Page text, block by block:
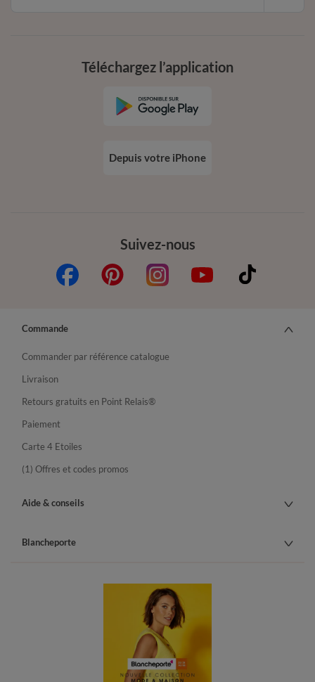
Suivez-nous
Téléchargez l’application
Depuis votre iPhone
Commande
Commander par référence catalogue
Livraison
Retours gratuits en Point Relais®
Paiement
Carte 4 Etoiles
(1) Offres et codes promos
Aide & conseils
Blancheporte